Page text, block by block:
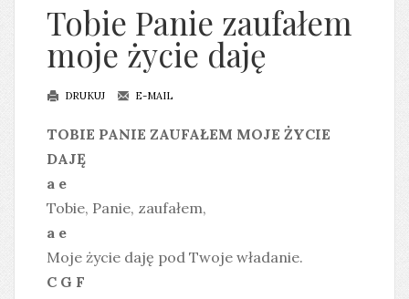
Tobie Panie zaufałem
moje życie daję
DRUKUJ E-MAIL
TOBIE PANIE ZAUFAŁEM MOJE ŻYCIE
DAJĘ
a e
Tobie, Panie, zaufałem,
a e
Moje życie daję pod Twoje władanie.
C G F